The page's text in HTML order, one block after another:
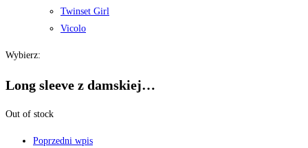
Twinset Girl
Vicolo
Wybierz:
Long sleeve z damskiej…
Out of stock
Poprzedni wpis